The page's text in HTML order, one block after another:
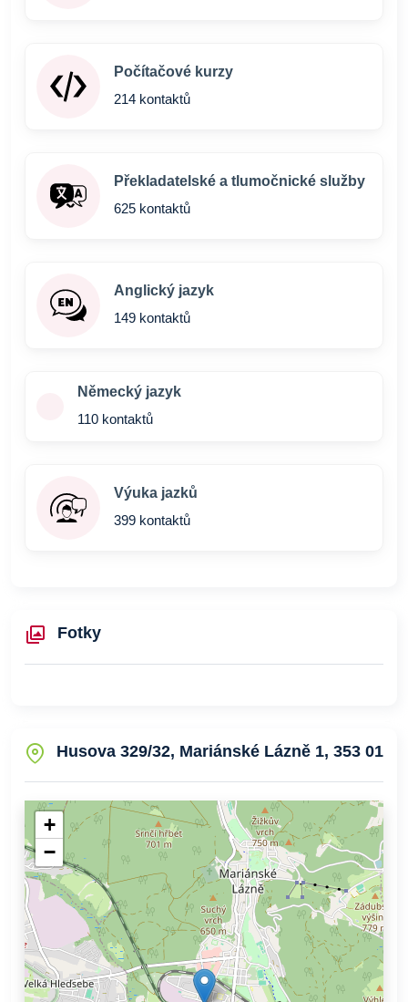
Počítačové kurzy
214 kontaktů
Překladatelské a tlumočnické služby
625 kontaktů
Anglický jazyk
149 kontaktů
Německý jazyk
110 kontaktů
Výuka jazků
399 kontaktů
Fotky
Husova 329/32, Mariánské Lázně 1, 353 01
+
−